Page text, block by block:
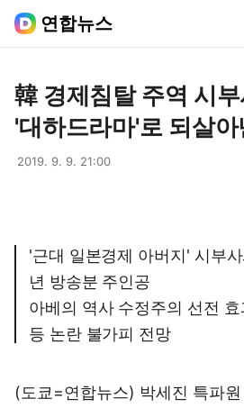
연합뉴스
韓 경제침탈 주역 시
'대하드라마'로 되살
2019. 9. 9. 21:00
'근대 일본경제 아버지' 시부
년 방송분 주인공
아베의 역사 수정주의 선전
등 논란 불가피 전망
(도쿄=연합뉴스) 박세진 특파